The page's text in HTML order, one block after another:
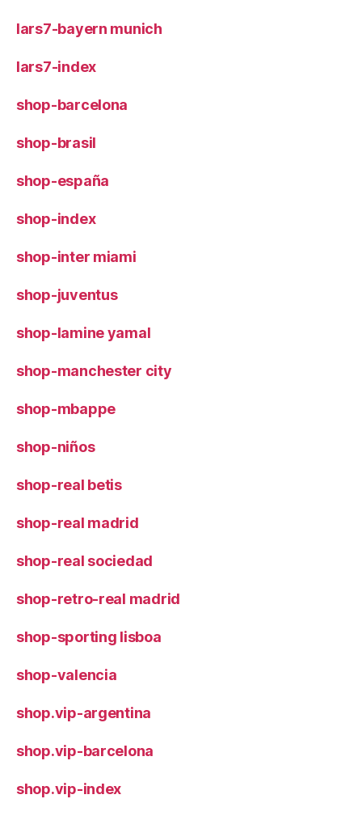
lars7-bayern munich
lars7-index
shop-barcelona
shop-brasil
shop-españa
shop-index
shop-inter miami
shop-juventus
shop-lamine yamal
shop-manchester city
shop-mbappe
shop-niños
shop-real betis
shop-real madrid
shop-real sociedad
shop-retro-real madrid
shop-sporting lisboa
shop-valencia
shop.vip-argentina
shop.vip-barcelona
shop.vip-index